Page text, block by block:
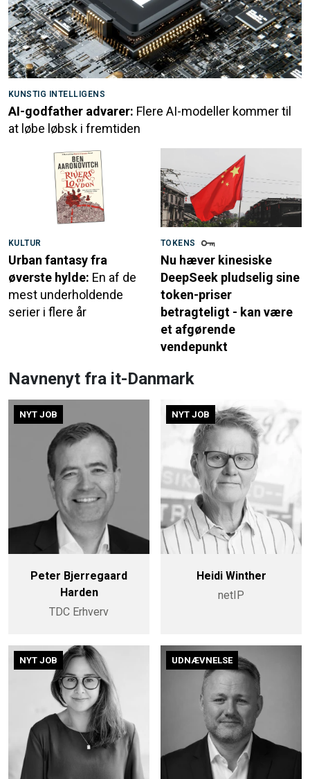
KUNSTIG INTELLIGENS
AI-godfather advarer: Flere AI-modeller kommer til
at løbe løbsk i fremtiden
KULTUR
Urban fantasy fra
øverste hylde: En af de
mest underholdende
serier i flere år
TOKENS
Nu hæver kinesiske
DeepSeek pludselig sine
token-priser
betragteligt - kan være
et afgørende
vendepunkt
Navnenyt fra it-Danmark
NYT JOB
Peter Bjerregaard
Harden
TDC Erhverv
NYT JOB
Heidi Winther
netIP
NYT JOB UDNÆVNELSE